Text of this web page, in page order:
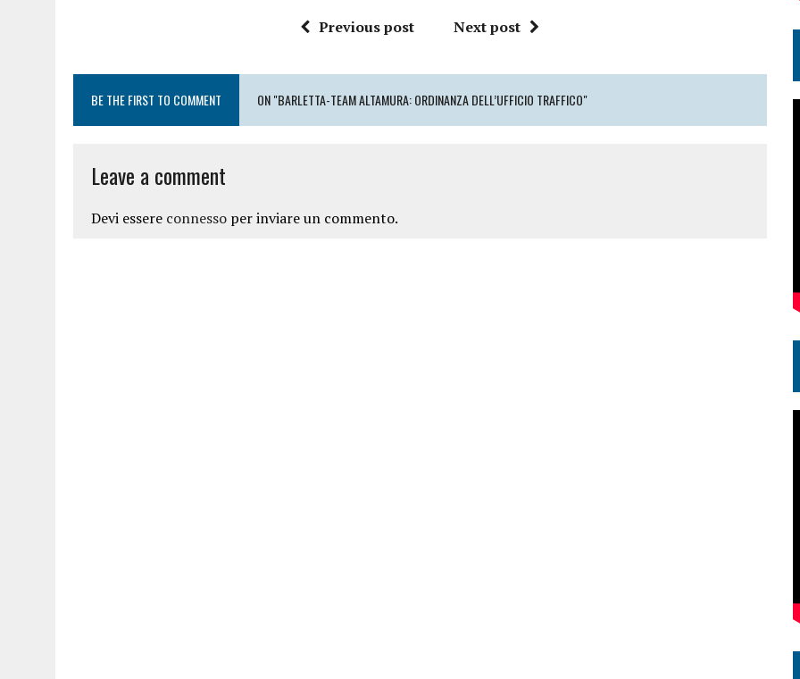
Previous post Next post
BE THE FIRST TO COMMENT ON "BARLETTA-TEAM ALTAMURA: ORDINANZA DELL’UFFICIO TRAFFICO"
Leave a comment
Devi essere connesso per inviare un commento.